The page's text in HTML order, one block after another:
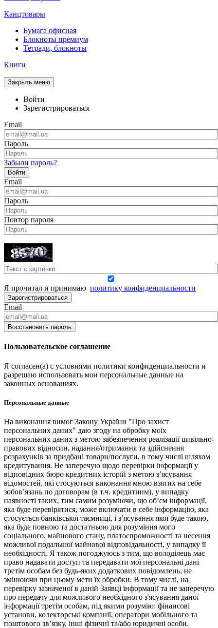
Канцтовары
Бумага офисная
Блокноты премиум
Тетради, блокноты
Книги
Закрыть меню
Войти
Зарегистрироваться
Email
Пароль
Забыли пароль?
Войти
Email
Пароль
Повтор пароля
Я прочитал и принимаю политику конфиденциальности
Зарегистрироваться
Email
Восстановить пароль
Пользовательское соглашение
Я согласен(а) с условиями политики конфиденциальности и
разрешаю использовать мои персональные данные на
законных основаниях.
Персональные данные
На виконання вимог Закону України "Про захист
персональних даних" даю згоду на обробку моїх
персональних даних з метою забезпечення реалізації цивільно-
правових відносин, надання/отримання та здійснення
розрахунків за придбані товари/послуги, в тому числі шляхом
кредитування. Не заперечую щодо перевірки інформації у
відповідних бюро кредитних історій з метою з’ясування
відомостей, які стосуються виконання мною взятих на себе
зобов’язань по договорам (в т.ч. кредитним), у випадку
наявності таких, тим самим розуміючи, що об’єм інформації,
яка буде перевірятися, може включати в себе інформацію, яка
стосується банківської таємниці, і з’ясування якої буде такою,
яка буде повною та достатньою для розуміння мого
соціального, майнового стану, платоспроможності та несення
можливої подальшої майнової відповідальності, у випадку її
необхідності. Я також погоджуюсь з тим, що володілець має
право надавати доступ та передавати мої персональні дані
третім особам без будь-яких додаткових повідомлень, не
змінюючи при цьому мети їх обробки. В тому числі, на
перевірку зазначеної в даній Заявці інформації та не заперечую
про передачу для можливого необхідного з'ясування даної
інформації третім особам, під якими розумію: фінансові
установи, колекторські компанії, оператори мобільного та
поштового зв’язку, інші фізичні та/або юридичні особи.